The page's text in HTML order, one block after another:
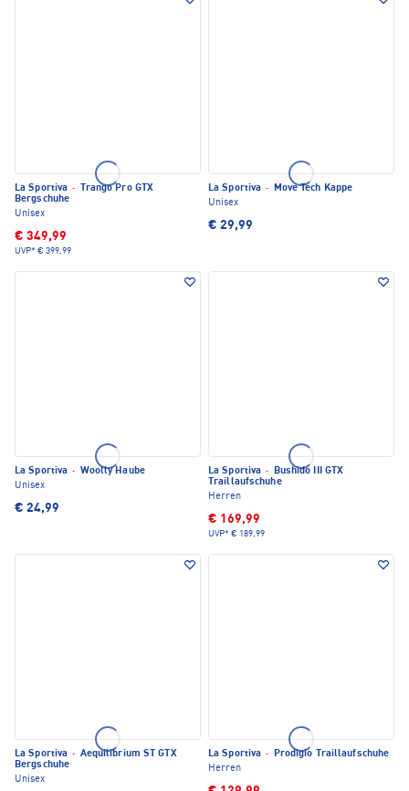
La Sportiva ·
Trango Pro GTX
Bergschuhe
Unisex
€ 349,99
UVP* € 399,99
La Sportiva ·
Move Tech Kappe
Unisex
€ 29,99
La Sportiva · Woolly Haube
Unisex
€ 24,99
La Sportiva ·
Bushido III GTX
Traillaufschuhe
Herren
€ 169,99
UVP* € 189,99
La Sportiva · Aequilibrium ST GTX
Bergschuhe
Unisex
La Sportiva ·
Prodigio Traillaufschuhe
Herren